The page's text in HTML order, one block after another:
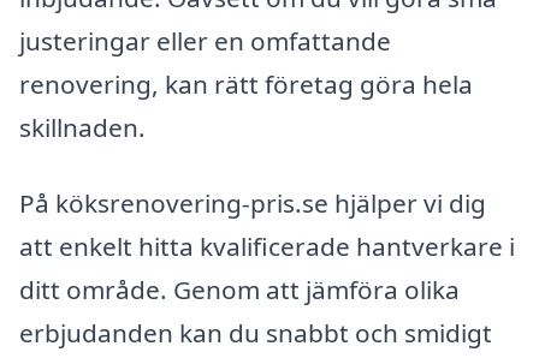
justeringar eller en omfattande
renovering, kan rätt företag göra hela
skillnaden.
På köksrenovering-pris.se hjälper vi dig
att enkelt hitta kvalificerade hantverkare i
ditt område. Genom att jämföra olika
erbjudanden kan du snabbt och smidigt